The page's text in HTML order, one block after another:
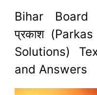
Bihar
प्रकाश
Solutions)
and Answers